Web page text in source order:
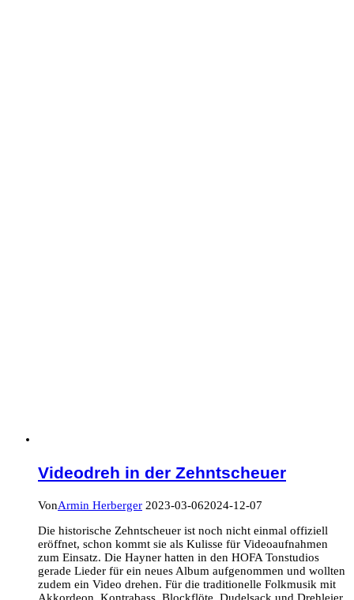
Videodreh in der Zehntscheuer
VonArmin Herberger 2023-03-062024-12-07
Die historische Zehntscheuer ist noch nicht einmal offiziell
eröffnet, schon kommt sie als Kulisse für Videoaufnahmen
zum Einsatz. Die Hayner hatten in den HOFA Tonstudios
gerade Lieder für ein neues Album aufgenommen und wollten
zudem ein Video drehen. Für die traditionelle Folkmusik mit
Akkordeon, Kontrabass, Blockflöte, Dudelsack und Drehleier